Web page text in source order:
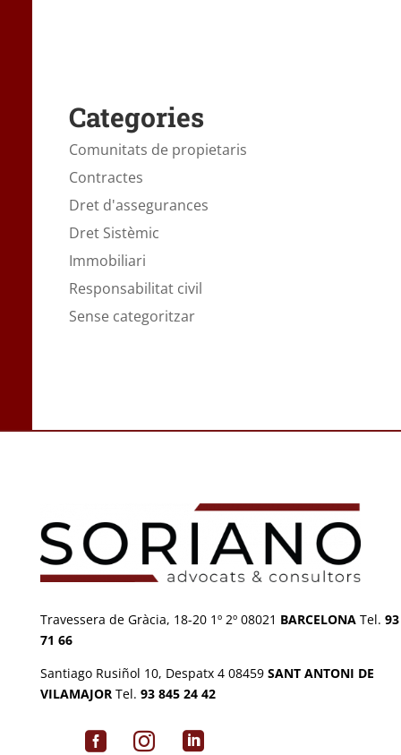
Categories
Comunitats de propietaris
Contractes
Dret d'assegurances
Dret Sistèmic
Immobiliari
Responsabilitat civil
Sense categoritzar
Travessera de Gràcia, 18-20 1º 2º 08021 BARCELONATel.
71 66
Santiago Rusiñol 10, Despatx 4 08459 SANT ANTONI DE
VILAMAJOR Tel. 93 845 24 42
  